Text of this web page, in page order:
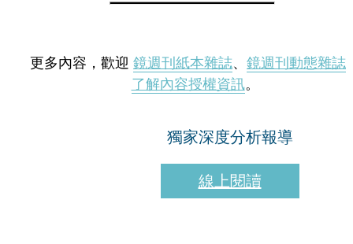
更多內容，歡迎 鏡週刊紙本雜誌、 鏡週刊動態雜誌
了解內容授權資訊。
獨家深度分析報導
線上閱讀